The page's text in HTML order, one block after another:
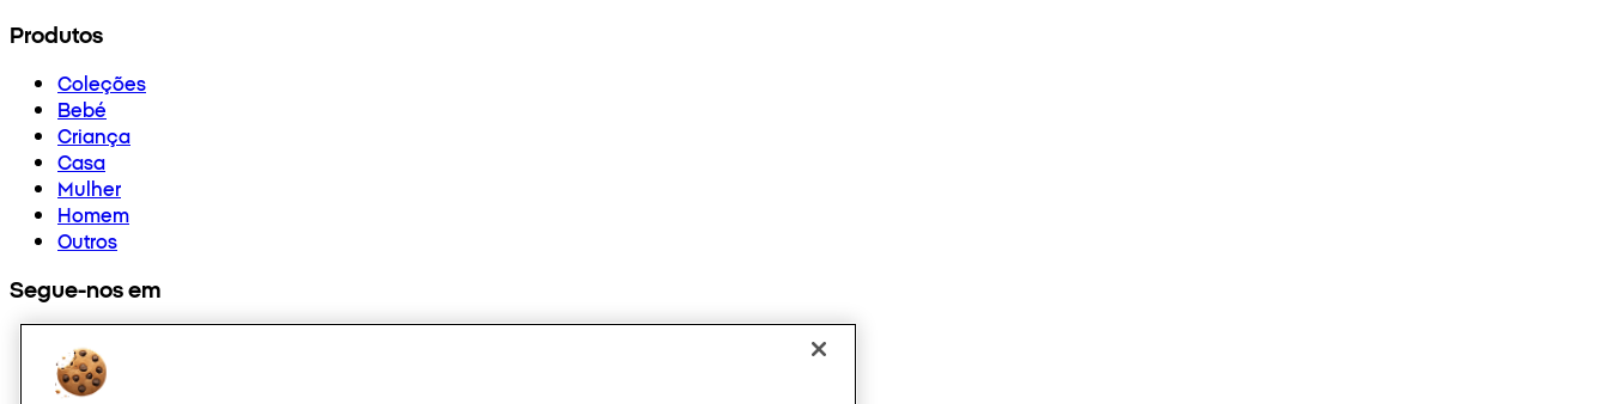
Produtos
Coleções
Bebé
Criança
Casa
Mulher
Homem
Outros
Segue-nos em